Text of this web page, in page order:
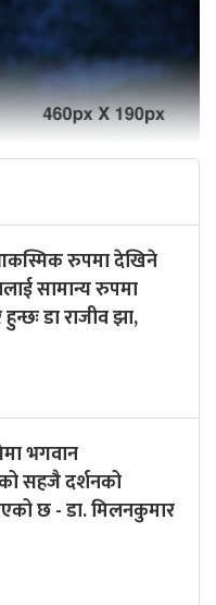
रुपमा देखिने
सामान्य रुपमा
डा राजीव झा,
भगवान
सहजै दर्शनको
छ - डा. मिलनकुमार